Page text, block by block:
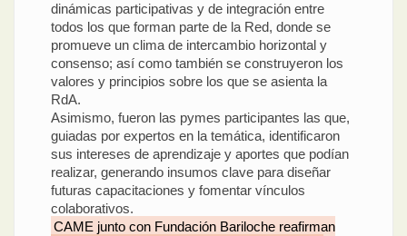
dinámicas participativas y de integración entre
todos los que forman parte de la Red, donde se
promueve un clima de intercambio horizontal y
consenso; así como también se construyeron los
valores y principios sobre los que se asienta la
RdA.
Asimismo, fueron las pymes participantes las que,
guiadas por expertos en la temática, identificaron
sus intereses de aprendizaje y aportes que podían
realizar, generando insumos clave para diseñar
futuras capacitaciones y fomentar vínculos
colaborativos.
CAME junto con Fundación Bariloche reafirman